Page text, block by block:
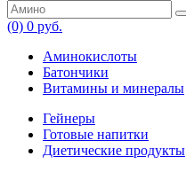
(0) 0 руб.
Аминокислоты
Батончики
Витамины и минералы
Гейнеры
Готовые напитки
Диетические продукты